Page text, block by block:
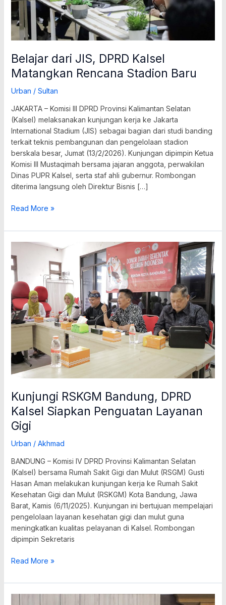
Belajar dari JIS, DPRD Kalsel
Matangkan Rencana Stadion Baru
Urban / Sultan
JAKARTA – Komisi III DPRD Provinsi Kalimantan Selatan
(Kalsel) melaksanakan kunjungan kerja ke Jakarta
International Stadium (JIS) sebagai bagian dari studi banding
terkait teknis pembangunan dan pengelolaan stadion
berskala besar, Jumat (13/2/2026). Kunjungan dipimpin Ketua
Komisi III Mustaqimah bersama jajaran anggota, perwakilan
Dinas PUPR Kalsel, serta staf ahli gubernur. Rombongan
diterima langsung oleh Direktur Bisnis […]
Read More »
Kunjungi RSKGM Bandung, DPRD
Kalsel Siapkan Penguatan Layanan
Gigi
Urban / Akhmad
BANDUNG – Komisi IV DPRD Provinsi Kalimantan Selatan
(Kalsel) bersama Rumah Sakit Gigi dan Mulut (RSGM) Gusti
Hasan Aman melakukan kunjungan kerja ke Rumah Sakit
Kesehatan Gigi dan Mulut (RSKGM) Kota Bandung, Jawa
Barat, Kamis (6/11/2025). Kunjungan ini bertujuan mempelajari
pengelolaan layanan kesehatan gigi dan mulut guna
meningkatkan kualitas pelayanan di Kalsel. Rombongan
dipimpin Sekretaris
RSKGM
Bandung,
DPRD
Kalsel
Siapkan
Penguatan
Layanan
Read More »